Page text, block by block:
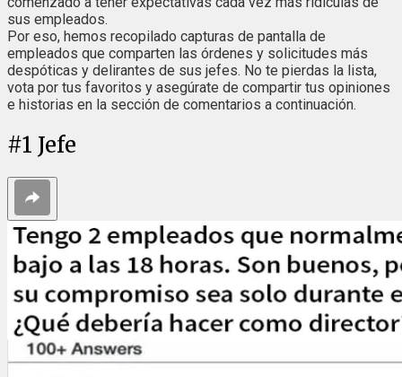
sus empleados.
Por eso, hemos recopilado capturas de pantalla de
empleados que comparten las órdenes y solicitudes más
despóticas y delirantes de sus jefes. No te pierdas la lista,
vota por tus favoritos y asegúrate de compartir tus opiniones
e historias en la sección de comentarios a continuación.
#1 Jefe